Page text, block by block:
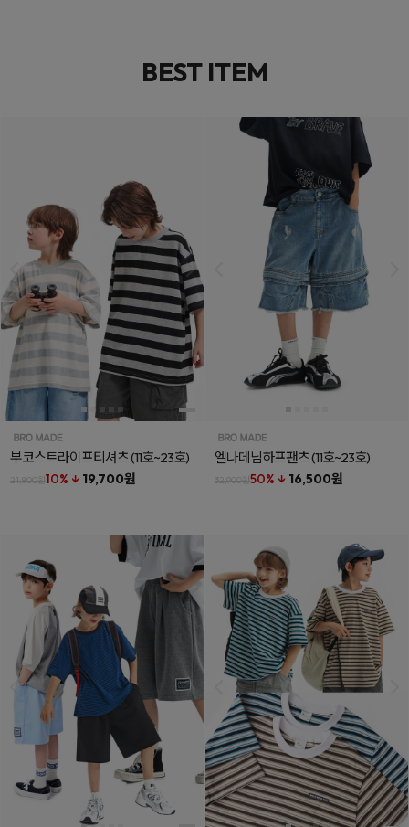
BEST ITEM
부코스트라이프티셔츠(11호~23호)
21,800원10% ↓ 19,700원
엘나데님하프팬츠(11호~23호)
32,900원50% ↓ 16,500원